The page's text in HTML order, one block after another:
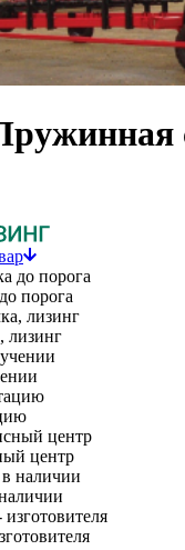
порога
лизинг
центр